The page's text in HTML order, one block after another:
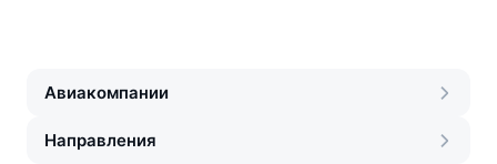
Авиакомпании
Направления